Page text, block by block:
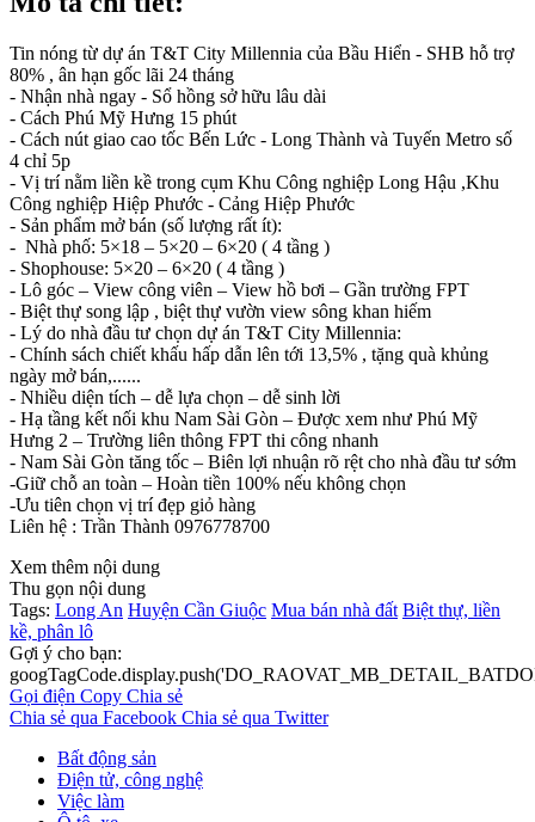
Tin nóng từ dự án T&T City Millennia của Bầu Hiển - SHB hỗ trợ
80% , ân hạn gốc lãi 24 tháng
- Nhận nhà ngay - Sổ hồng sở hữu lâu dài
- Cách Phú Mỹ Hưng 15 phút
- Cách nút giao cao tốc Bến Lức - Long Thành và Tuyến Metro số
4 chỉ 5p
- Vị trí nằm liền kề trong cụm Khu Công nghiệp Long Hậu ,Khu
Công nghiệp Hiệp Phước - Cảng Hiệp Phước
- Sản phẩm mở bán (số lượng rất ít):
- Nhà phố: 5×18 – 5×20 – 6×20 ( 4 tầng )
- Shophouse: 5×20 – 6×20 ( 4 tầng )
- Lô góc – View công viên – View hồ bơi – Gần trường FPT
- Biệt thự song lập , biệt thự vườn view sông khan hiếm
- Lý do nhà đầu tư chọn dự án T&T City Millennia:
- Chính sách chiết khấu hấp dẫn lên tới 13,5% , tặng quà khủng
ngày mở bán,......
- Nhiều diện tích – dễ lựa chọn – dễ sinh lời
- Hạ tầng kết nối khu Nam Sài Gòn – Được xem như Phú Mỹ
Hưng 2 – Trường liên thông FPT thi công nhanh
- Nam Sài Gòn tăng tốc – Biên lợi nhuận rõ rệt cho nhà đầu tư sớm
-Giữ chỗ an toàn – Hoàn tiền 100% nếu không chọn
-Ưu tiên chọn vị trí đẹp giỏ hàng
Liên hệ : Trần Thành 0976778700
Xem thêm nội dung
Thu gọn nội dung
Tags: Long An Huyện Cần Giuộc Mua bán nhà đất Biệt thự, liền
kề, phân lô
Gợi ý cho bạn:
Gọi điện Copy Chia sẻ
Chia sẻ qua Facebook Chia sẻ qua Twitter
Bất động sản
Điện tử, công nghệ
Việc làm